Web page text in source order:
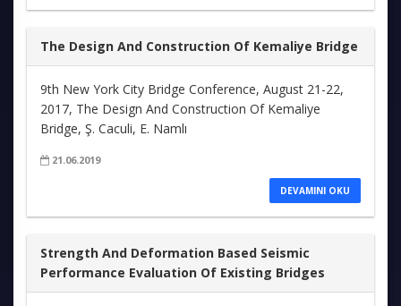
The Design And Construction Of Kemaliye Bridge
9th New York City Bridge Conference, August 21-22,
2017, The Design And Construction Of Kemaliye
Bridge, Ş. Caculi, E. Namlı
21.06.2019
DEVAMINI OKU
Strength And Deformation Based Seismic
Performance Evaluation Of Existing Bridges